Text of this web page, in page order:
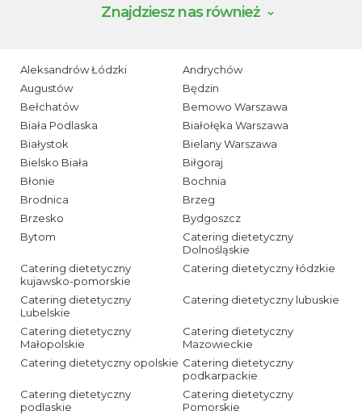
Znajdziesz nas również
Aleksandrów Łódzki
Andrychów
Augustów
Będzin
Bełchatów
Bemowo Warszawa
Biała Podlaska
Białołęka Warszawa
Białystok
Bielany Warszawa
Bielsko Biała
Biłgoraj
Błonie
Bochnia
Brodnica
Brzeg
Brzesko
Bydgoszcz
Bytom
Catering dietetyczny
Dolnośląskie
Catering dietetyczny
kujawsko-pomorskie
Catering dietetyczny łódzkie
Catering dietetyczny
Lubelskie
Catering dietetyczny lubuskie
Catering dietetyczny
Małopolskie
Catering dietetyczny
Mazowieckie
Catering dietetyczny opolskie Catering dietetyczny
podkarpackie
Catering dietetyczny
podlaskie
Catering dietetyczny
Pomorskie